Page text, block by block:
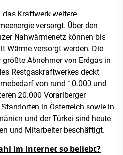
das Kraftwerk weitere
versorgt. Über den
Nahwärmenetz können bis
Wärme versorgt werden. Die
Abnehmer von Erdgas in
Restgaskraftwerkes deckt
von rund 10.000 und
20.000 Vorarlberger
in Österreich sowie in
und der Türkei sind heute
und Mitarbeiter beschäftigt.
im Internet so beliebt?